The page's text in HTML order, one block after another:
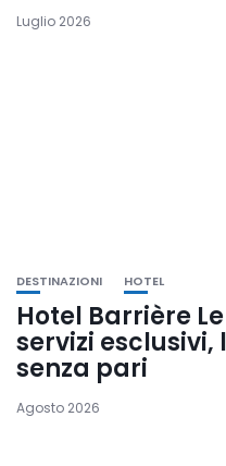
Luglio 2026
DESTINAZIONI HOTEL
Hotel Barrière
servizi
senza pari
Agosto 2026